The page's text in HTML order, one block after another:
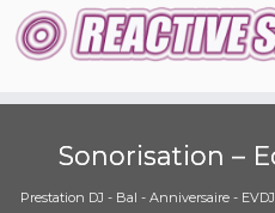
Sonorisation –
Prestation DJ - Bal - Anniversaire -